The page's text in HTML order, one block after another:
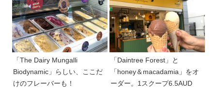
「The Dairy Mungalli
Biodynamic」らしい、ここだ
けのフレーバーも！
「Daintree Forest」と
「honey＆macadamia」をオ
ーダー。1スクープ6.5AUD